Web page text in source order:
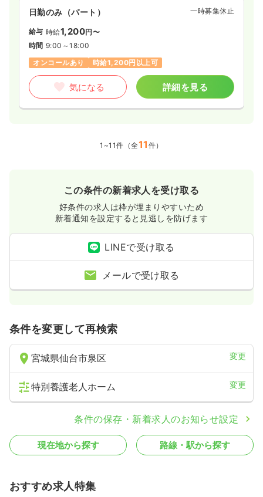
日勤のみ（パート） 一時募集休止
給与 時給1,200円〜
時間 9:00～18:00
オンコールあり
時給1,200円以上可
気になる 詳細を見る
1~11件（全11 件）
この条件の新着求人を受け取る
好条件の求人は枠が埋まりやすいため
新着通知を設定すると見逃しを防げます
LINEで受け取る
メールで受け取る
条件を変更して再検索
宮城県仙台市泉区 変更
特別養護老人ホーム 変更
条件の保存・新着求人のお知らせ設定
現在地から探す 路線・駅から探す
おすすめ求人特集